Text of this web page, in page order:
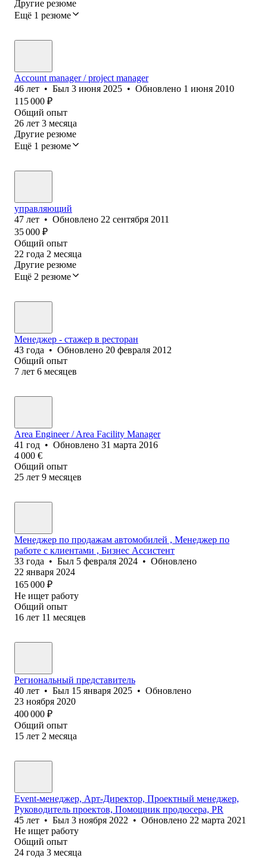
Другие резюме
Ещё 1 резюме
Account manager / project manager
46 лет • Был 3 июня 2025 • Обновлено 1 июня 2010
115 000 ₽
Общий опыт
26 лет 3 месяца
Другие резюме
Ещё 1 резюме
управляющий
47 лет • Обновлено 22 сентября 2011
35 000 ₽
Общий опыт
22 года 2 месяца
Другие резюме
Ещё 2 резюме
Менеджер - стажер в ресторан
43 года • Обновлено 20 февраля 2012
Общий опыт
7 лет 6 месяцев
Area Engineer / Area Facility Manager
41 год • Обновлено 31 марта 2016
4 000 €
Общий опыт
25 лет 9 месяцев
Менеджер по продажам автомобилей , Менеджер по
работе с клиентами , Бизнес Ассистент
33 года • Был 5 февраля 2024 • Обновлено
22 января 2024
165 000 ₽
Не ищет работу
Общий опыт
16 лет 11 месяцев
Региональный представитель
40 лет • Был 15 января 2025 • Обновлено
23 ноября 2020
400 000 ₽
Общий опыт
15 лет 2 месяца
Event-менеджер, Арт-Директор, Проектный менеджер,
Руководитель проектов, Помощник продюсера, PR
45 лет • Был 3 ноября 2022 • Обновлено 22 марта 2021
Не ищет работу
Общий опыт
24 года 3 месяца